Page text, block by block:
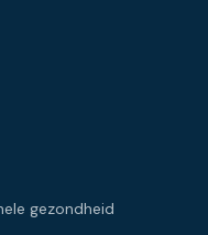
gezondheid